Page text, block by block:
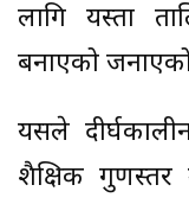
लागि यस्ता
बनाएको
यसले
शैक्षिक गुणस्तर